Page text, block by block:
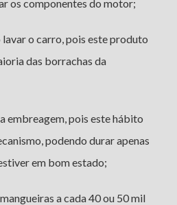
os componentes do motor;
lavar o carro, pois este produto
das borrachas da
embreagem, pois este hábito
podendo durar apenas
em bom estado;
a cada 40 ou 50 mil